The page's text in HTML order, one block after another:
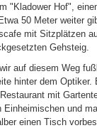
"Kladower Hof",
50 Meter weiter
mit Sitzplätzen
Gehsteig.
auf diesem Weg
hinter dem Optiker.
mit
Einheimischen und
einen Tisch